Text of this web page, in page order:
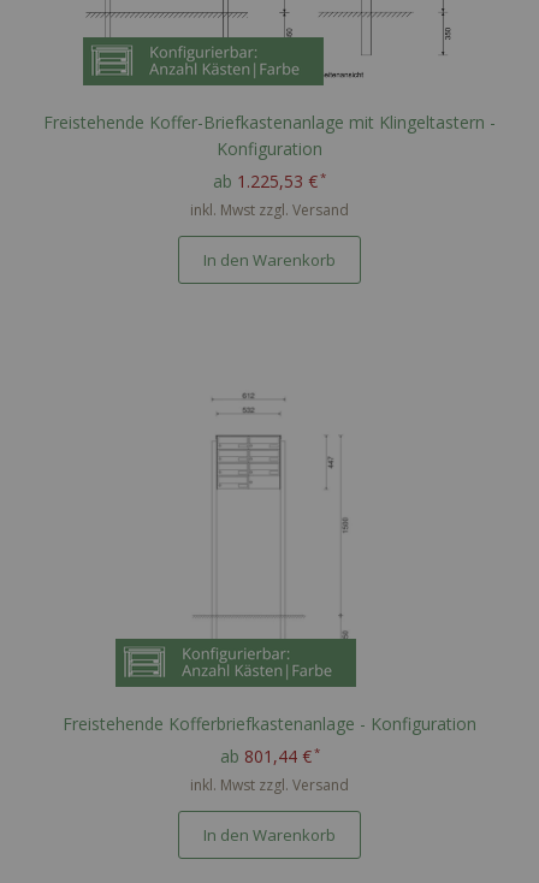
Freistehende Koffer-Briefkastenanlage mit Klingeltastern -
Konfiguration
ab 1.225,53 €
inkl. Mwst zzgl. Versand
In den Warenkorb
Freistehende Kofferbriefkastenanlage - Konfiguration
ab 801,44 €
inkl. Mwst zzgl. Versand
In den Warenkorb